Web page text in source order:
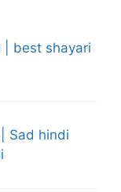
| best shayari
Sad hindi